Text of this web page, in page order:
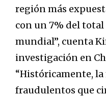
región más
con un 7% del
mundial”, cuenta
investigación en
“Históricamente,
fraudulentos que